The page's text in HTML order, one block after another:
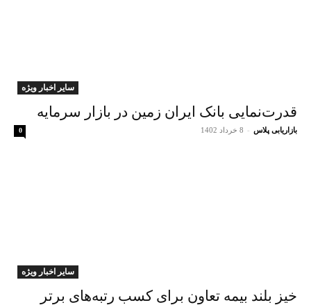
سایر اخبار ویژه
قدرت‌نمایی بانک ایران زمین در بازار سرمایه
بازاریابی پلاس - 8 خرداد 1402 0
سایر اخبار ویژه
خیز بلند بیمه تعاون برای کسب رتبه‌های برتر